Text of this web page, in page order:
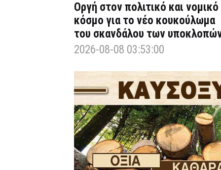
Οργή στον πολιτικό και νομικό
κόσμο για το νέο κουκούλωμα
του σκανδάλου των
2026-08-08 03:53:00